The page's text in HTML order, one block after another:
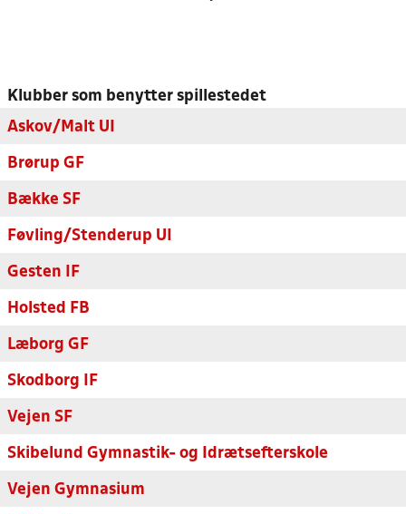
Klubber som benytter spillestedet
Askov/Malt UI
Brørup GF
Bække SF
Føvling/Stenderup UI
Gesten IF
Holsted FB
Læborg GF
Skodborg IF
Vejen SF
Skibelund Gymnastik- og Idrætsefterskole
Vejen Gymnasium